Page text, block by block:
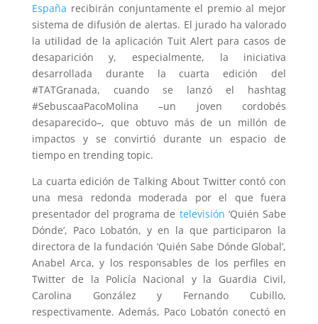
España recibirán conjuntamente el premio al mejor
sistema de difusión de alertas. El jurado ha valorado
la utilidad de la aplicación Tuit Alert para casos de
desaparición y, especialmente, la iniciativa
desarrollada durante la cuarta edición del
#TATGranada, cuando se lanzó el hashtag
#SebuscaaPacoMolina –un joven cordobés
desaparecido–, que obtuvo más de un millón de
impactos y se convirtió durante un espacio de
tiempo en trending topic.
La cuarta edición de Talking About Twitter contó con
una mesa redonda moderada por el que fuera
presentador del programa de televisión ‘Quién Sabe
Dónde’, Paco Lobatón, y en la que participaron la
directora de la fundación ‘Quién Sabe Dónde Global’,
Anabel Arca, y los responsables de los perfiles en
Twitter de la Policía Nacional y la Guardia Civil,
Carolina González y Fernando Cubillo,
respectivamente. Además, Paco Lobatón conectó en